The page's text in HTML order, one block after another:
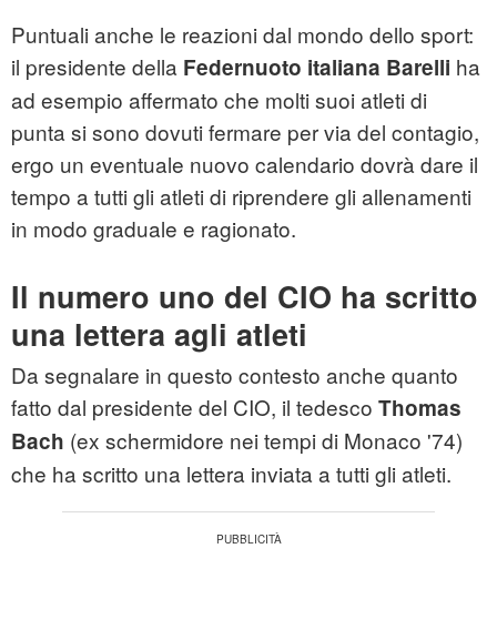
Puntuali anche le reazioni dal mondo dello sport:
il presidente della Federnuoto italiana Barelli ha
ad esempio affermato che molti suoi atleti di
punta si sono dovuti fermare per via del contagio,
ergo un eventuale nuovo calendario dovrà dare il
tempo a tutti gli atleti di riprendere gli allenamenti
in modo graduale e ragionato.
Il numero uno del CIO ha scritto
una lettera agli atleti
Da segnalare in questo contesto anche quanto
fatto dal presidente del CIO, il tedesco Thomas
Bach (ex schermidore nei tempi di Monaco '74)
che ha scritto una lettera inviata a tutti gli atleti.